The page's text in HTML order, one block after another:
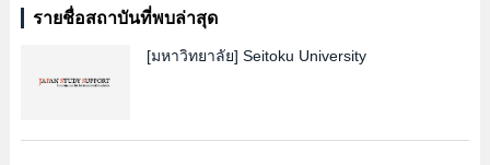
รายชื่อสถาบันที่พบล่าสุด
[มหาวิทยาลัย] Seitoku University